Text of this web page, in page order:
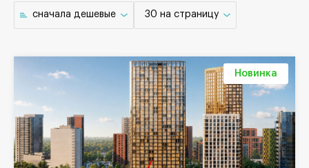
cначала дешевые 30 на страницу
Новинка